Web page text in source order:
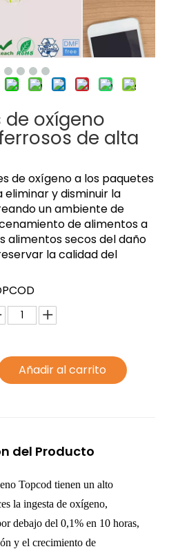
oxígeno
de alta
de oxígeno a los paquetes
y disminuir la
un ambiente de
de alimentos a
alimentos secos del daño
la calidad del
Añadir al carrito
del Producto
Topcod tienen un alto
la ingesta de oxígeno,
debajo del 0,1% en 10 horas,
y el crecimiento de